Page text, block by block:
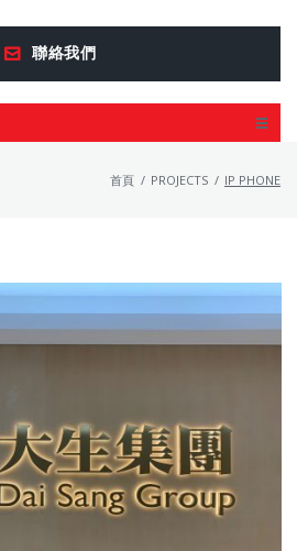
聯絡我們
首頁 / PROJECTS / IP PHONE